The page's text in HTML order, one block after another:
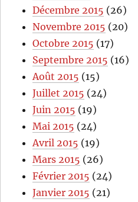
Décembre 2015 (26)
Novembre 2015 (20)
Octobre 2015 (17)
Septembre 2015 (16)
Août 2015 (15)
Juillet 2015 (24)
Juin 2015 (19)
Mai 2015 (24)
Avril 2015 (19)
Mars 2015 (26)
Février 2015 (24)
Janvier 2015 (21)